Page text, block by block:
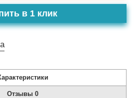
в 1 клик
Отзывы 0